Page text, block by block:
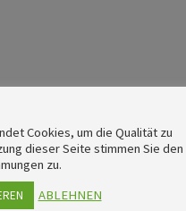
Cookies, um die Qualität zu
dieser Seite stimmen Sie den
zu.
ABLEHNEN